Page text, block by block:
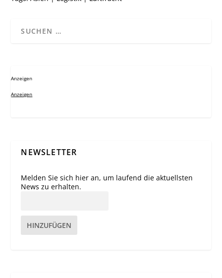
Anzeigen
Anzeigen
NEWSLETTER
Melden Sie sich hier an, um laufend die aktuellsten
News zu erhalten.
HINZUFÜGEN